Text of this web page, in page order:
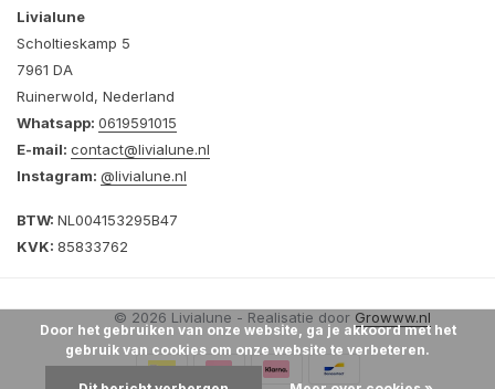
Livialune
Scholtieskamp 5
7961 DA
Ruinerwold, Nederland
Whatsapp: 0619591015
E-mail: contact@livialune.nl
Instagram: @livialune.nl
BTW: NL004153295B47
KVK: 85833762
© 2026 Livialune - Realisatie door Growww.nl
Door het gebruiken van onze website, ga je akkoord met het
gebruik van cookies om onze website te verbeteren.